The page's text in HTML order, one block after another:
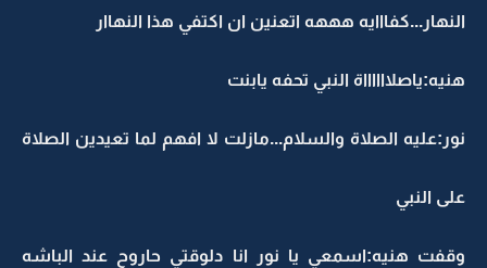
النهار...كفااايه هههه اتعنين ان اكتفي هذا النهاار
هنيه:ياصلااااااة النبي تحفه يابنت
نور:عليه الصلاة والسلام...مازلت لا افهم لما تعيدين الصلاة
على النبي
وقفت هنيه:اسمعي يا نور انا دلوقتي حاروح عند الباشه